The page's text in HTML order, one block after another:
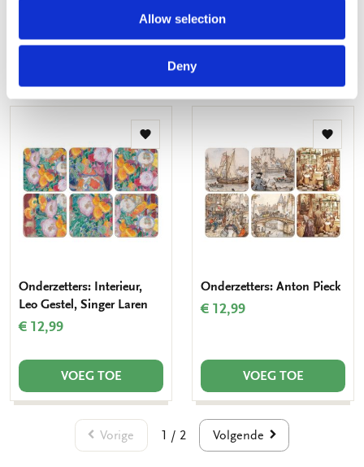
Allow selection
Deny
Toevoegen
aan
verlanglijst
Onderzetters: Interieur,
Leo Gestel, Singer Laren
€ 12,99
VOEG TOE
aan
Onderzetters: Anton Pieck
€ 12,99
VOEG TOE
Vorige 1 / 2 Volgende